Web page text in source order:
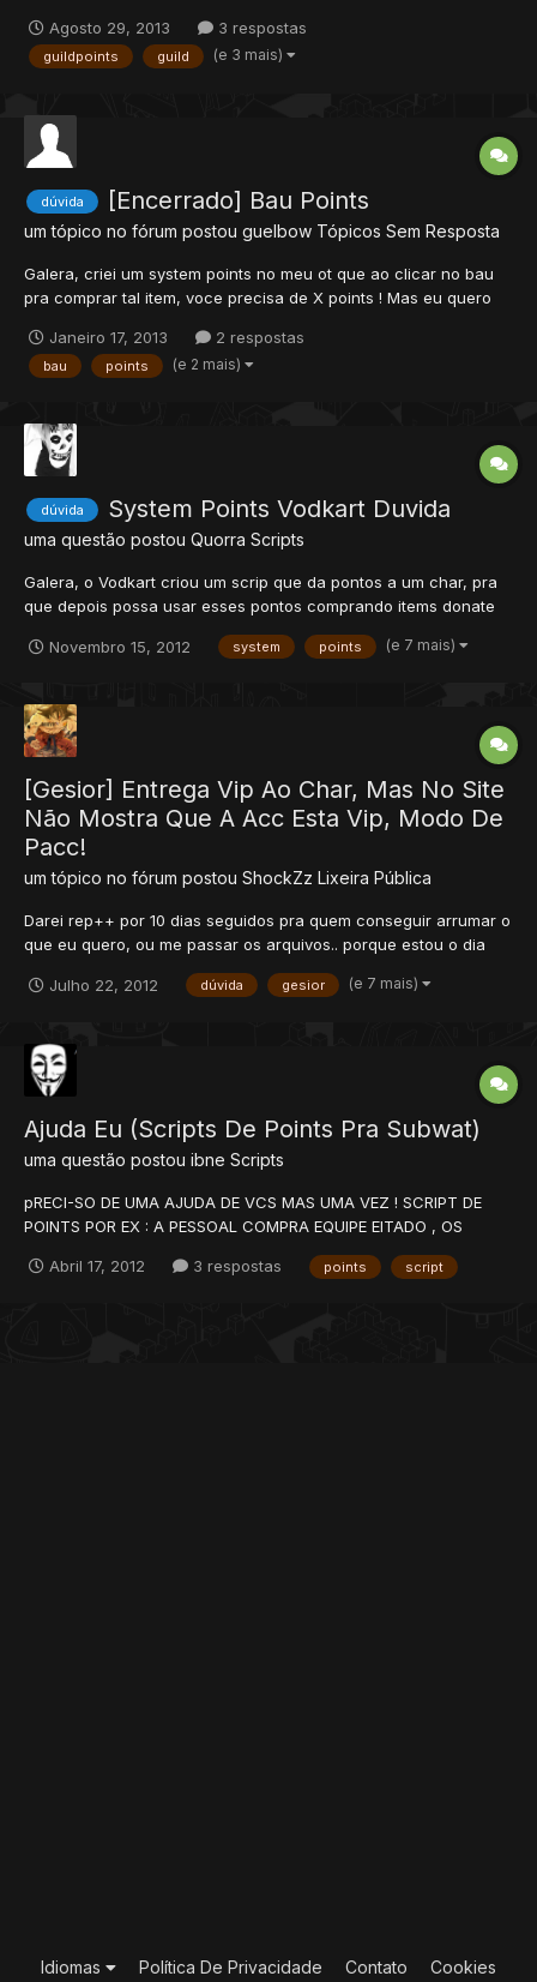
War of Emperium, Battlefield, Team Battle, Capture The Flag,
Loterry System Vocações 100% balanceadas, danos
Agosto 29, 2013 3 respostas
guildpoints guild (e 3 mais)
dúvida [Encerrado] Bau Points
um tópico no fórum postou guelbow Tópicos Sem Resposta
Galera, criei um system points no meu ot que ao clicar no bau
pra comprar tal item, voce precisa de X points ! Mas eu quero
bau, ele receba varios items por X points ! Tipo um set donate !
Só consegui fazer esse sistema com 1 item por bau, m...
Janeiro 17, 2013 2 respostas
bau points (e 2 mais)
dúvida System Points Vodkart Duvida
uma questão postou Quorra Scripts
Galera, o Vodkart criou um scrip que da pontos a um char, pra
que depois possa usar esses pontos comprando items donate
entendi como instalar e nem como usar, estão gostaria que
ter...
Novembro 15, 2012 system points (e 7 mais)
[Gesior] Entrega Vip Ao Char, Mas No Site
Não Mostra Que A Acc Esta Vip, Modo De
Pacc!
um tópico no fórum postou ShockZz Lixeira Pública
Darei rep++ por 10 dias seguidos pra quem conseguir arrumar o
que eu quero, ou me passar os arquivos.. porque estou o dia
todo se matando nisso e não consegui arrumar.. system de vip
usado é o do kydrai.. Seguinte, meu site esta bonitinho e tudo,
Julho 22, 2012 dúvida gesior (e 7 mais)
Ajuda Eu (Scripts De Points Pra Subwat)
uma questão postou ibne Scripts
pRECI-SO DE UMA AJUDA DE VCS MAS UMA VEZ ! SCRIPT DE
POINTS POR EX : A PESSOAL COMPRA EQUIPE EITADO , OS
ITEM!Abril 17, 2012 3 respostas points script
Idiomas Política De Privacidade Contato Cookies